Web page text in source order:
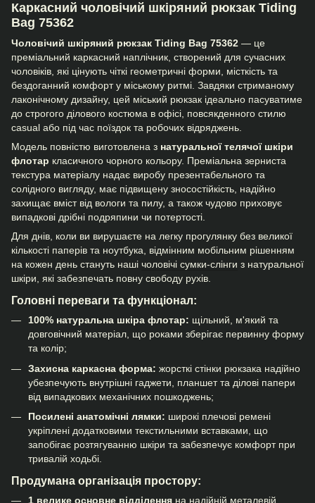
Каркасний чоловічий шкіряний рюкзак Tiding
Bag 75362
Чоловічий шкіряний рюкзак Tiding Bag 75362 — це
преміальний каркасний наплічник, створений для сучасних
чоловіків, які цінують чіткі геометричні форми, місткість та
бездоганний комфорт у міському ритмі. Завдяки стриманому
лаконічному дизайну, цей міський рюкзак ідеально пасуватиме
до строгого ділового костюма в офісі, повсякденного стилю
casual або під час поїздок та робочих відряджень.
Модель повністю виготовлена з натуральної телячої шкіри
флотар класичного чорного кольору. Преміальна зерниста
текстура матеріалу надає виробу презентабельного та
солідного вигляду, має підвищену зносостійкість, надійно
захищає вміст від вологи та пилу, а також чудово приховує
випадкові дрібні подряпини чи потертості.
Для днів, коли ви вирушаєте на легку прогулянку без великої
кількості паперів та ноутбука, відмінним мобільним рішенням
на кожен день стануть наші чоловічі сумки-слінги з натуральної
шкіри, які забезпечать повну свободу рухів.
Головні переваги та функціонал:
100% натуральна шкіра флотар: щільний, м'який та
довговічний матеріал, що роками зберігає первинну форму
та колір;
Захисна каркасна форма: жорсткі стінки рюкзака надійно
убезпечують внутрішні гаджети, планшет та ділові папери
від випадкових механічних пошкоджень;
Посилені анатомічні лямки: широкі плечові ремені
укріплені додатковими текстильними вставками, що
запобігає розтягуванню шкіри та забезпечує комфорт при
тривалій ходьбі.
Продумана організація простору:
1 велике основне відділення на надійній металевій